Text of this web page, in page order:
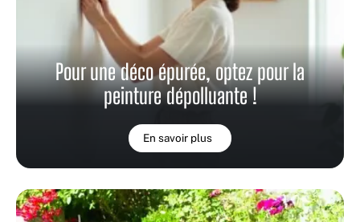
Pour une déco épurée, optez pour la
peinture dépolluante !
En savoir plus